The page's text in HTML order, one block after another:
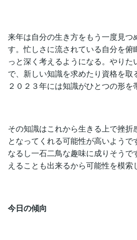
来年は自分の生き方をもう一度見つ
す。忙しさに流されている自分を俯
っと深く考えるようになる。やり
で、新しい知識を求めたり資格を取
２０２３年には知識がひとつの形を
その知識はこれから生きる上で挫折
となってくれる可能性が高いようで
なるし一石二鳥な趣味に成りそうで
えることも出来るから可能性を模索
今日の傾向